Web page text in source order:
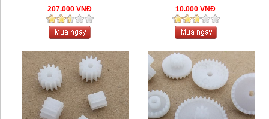
207.000 VNĐ 10.000 VNĐ